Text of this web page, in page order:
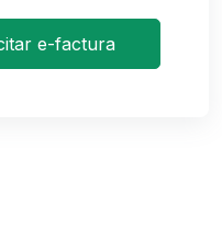
e-factura